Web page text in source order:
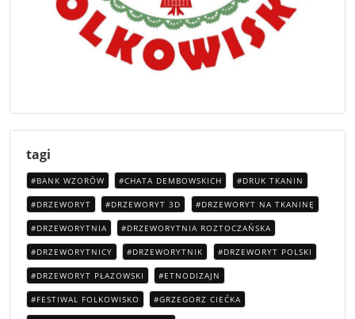
tagi
BANK WZORÓW CHATA DEMBOWSKICH DRUK TKANIN
DRZEWORYT DRZEWORYT 3D DRZEWORYT NA TKANINĘ
DRZEWORYTNIA DRZEWORYTNIA ROZTOCZAŃSKA
DRZEWORYTNICY DRZEWORYTNIK DRZEWORYT POLSKI
DRZEWORYT PŁAZOWSKI ETNODIZAJN
FESTIWAL FOLKOWISKO GRZEGORZ CIEĆKA